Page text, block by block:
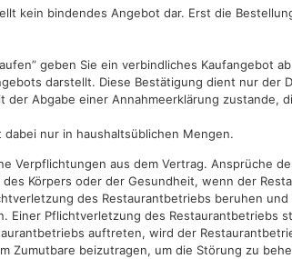
kein bindendes Angebot dar. Erst die
geben Sie ein verbindliches Kaufangebot
darstellt. Diese Bestätigung dient nur
der Abgabe einer Annahmeerklärung
nur in haushaltsüblichen Mengen.
Verpflichtungen aus dem Vertrag. Ansprüche
Körpers oder der Gesundheit, wenn der
des Restaurantbetriebs beruhen
Einer Pflichtverletzung des
auftreten, wird der
Zumutbare beizutragen, um die Störung zu